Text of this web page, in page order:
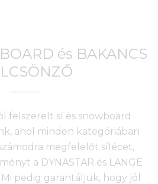
és BAKANCS
felszerelt sí és snowboard
ahol minden kategóriában
megfelelőt sílécet,
a DYNASTAR és LANGE
pedig garantáljuk, hogy jól